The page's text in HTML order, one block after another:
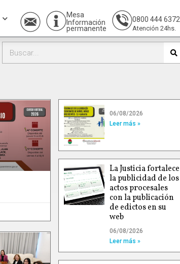
Mesa
Información
permanente
0800 444 6372
Atención 24hs.
06/08/2026
Leer más »
La Justicia fortalece
la publicidad de los
actos procesales
con la publicación
de edictos en su
web
06/08/2026
Leer más »